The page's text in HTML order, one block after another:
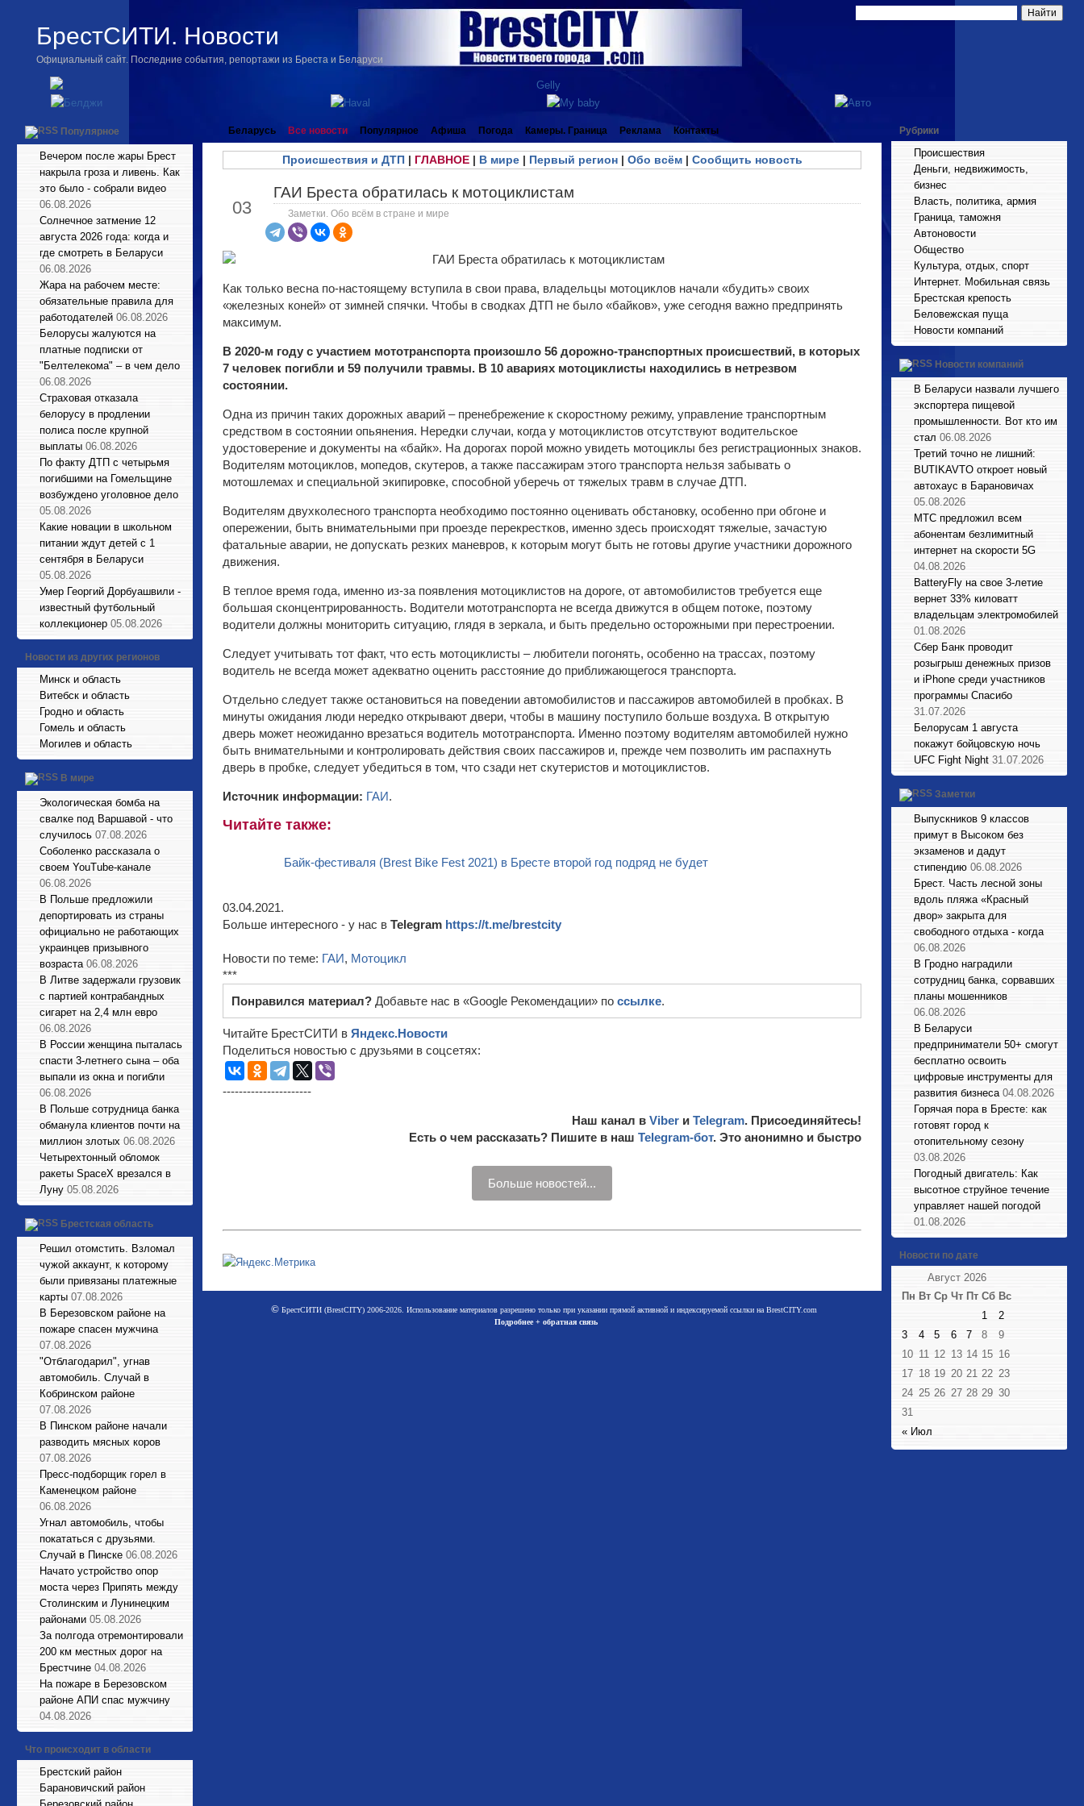
БрестСИТИ. Новости
Официальный сайт. Последние события, репортажи из Бреста и Беларуси
Популярное
Вечером после жары Брест
накрыла гроза и ливень. Как
это было - собрали видео
06.08.2026
Солнечное затмение 12
августа 2026 года: когда и
где смотреть в Беларуси
06.08.2026
Жара на рабочем месте:
обязательные правила для
работодателей 06.08.2026
Белорусы жалуются на
платные подписки от
"Белтелекома" – в чем дело
06.08.2026
Страховая отказала
белорусу в продлении
полиса после крупной
выплаты 06.08.2026
По факту ДТП с четырьмя
погибшими на Гомельщине
возбуждено уголовное дело
05.08.2026
Какие новации в школьном
питании ждут детей с 1
сентября в Беларуси
05.08.2026
Умер Георгий Дорбуашвили -
известный футбольный
коллекционер 05.08.2026
Новости из других регионов
Минск и область
Витебск и область
Гродно и область
Гомель и область
Могилев и область
В мире
Экологическая бомба на
свалке под Варшавой - что
случилось 07.08.2026
Соболенко рассказала о
своем YouTube-канале
06.08.2026
В Польше предложили
депортировать из страны
официально не работающих
украинцев призывного
возраста 06.08.2026
В Литве задержали грузовик
с партией контрабандных
сигарет на 2,4 млн евро
06.08.2026
В России женщина пыталась
спасти 3-летнего сына – оба
выпали из окна и погибли
06.08.2026
В Польше сотрудница банка
обманула клиентов почти на
миллион злотых 06.08.2026
Четырехтонный обломок
ракеты SpaceX врезался в
Луну 05.08.2026
Брестская область
Решил отомстить. Взломал
чужой аккаунт, к которому
были привязаны платежные
карты 07.08.2026
В Березовском районе на
пожаре спасен мужчина
07.08.2026
"Отблагодарил", угнав
автомобиль. Случай в
Кобринском районе
07.08.2026
В Пинском районе начали
разводить мясных коров
07.08.2026
Пресс-подборщик горел в
Каменецком районе
06.08.2026
Угнал автомобиль, чтобы
покататься с друзьями.
Случай в Пинске 06.08.2026
Начато устройство опор
моста через Припять между
Столинским и Лунинецким
районами 05.08.2026
За полгода отремонтировали
200 км местных дорог на
Брестчине 04.08.2026
На пожаре в Березовском
районе АПИ спас мужчину
04.08.2026
Что происходит в области
Брестский район
Барановичский район
Беларусь Все новости Популярное Афиша Погода Камеры. Граница Реклама Контакты
Происшествия и ДТП| ГЛАВНОЕ| В мире| Первый регион| Обо всём| Сообщить новость
03
ГАИ Бреста обратилась к мотоциклистам
Заметки. Обо всём в стране и мире
Как только весна по-настоящему вступила в свои права, владельцы мотоциклов начали «будить» своих
«железных коней» от зимней спячки. Чтобы в сводках ДТП не было «байков», уже сегодня важно предпринять
максимум.
В 2020-м году с участием мототранспорта произошло 56 дорожно-транспортных происшествий, в которых
7 человек погибли и 59 получили травмы. В 10 авариях мотоциклисты находились в нетрезвом
состоянии.
Одна из причин таких дорожных аварий – пренебрежение к скоростному режиму, управление транспортным
средством в состоянии опьянения. Нередки случаи, когда у мотоциклистов отсутствуют водительское
удостоверение и документы на «байк». На дорогах порой можно увидеть мотоциклы без регистрационных знаков.
Водителям мотоциклов, мопедов, скутеров, а также пассажирам этого транспорта нельзя забывать о
мотошлемах и специальной экипировке, способной уберечь от тяжелых травм в случае ДТП.
Водителям двухколесного транспорта необходимо постоянно оценивать обстановку, особенно при обгоне и
опережении, быть внимательными при проезде перекрестков, именно здесь происходят тяжелые, зачастую
фатальные аварии, не допускать резких маневров, к которым могут быть не готовы другие участники дорожного
движения.
В теплое время года, именно из-за появления мотоциклистов на дороге, от автомобилистов требуется еще
большая сконцентрированность. Водители мототранспорта не всегда движутся в общем потоке, поэтому
водители должны мониторить ситуацию, глядя в зеркала, и быть предельно осторожными при перестроении.
Следует учитывать тот факт, что есть мотоциклисты – любители погонять, особенно на трассах, поэтому
водитель не всегда может адекватно оценить расстояние до приближающегося транспорта.
Отдельно следует также остановиться на поведении автомобилистов и пассажиров автомобилей в пробках. В
минуты ожидания люди нередко открывают двери, чтобы в машину поступило больше воздуха. В открытую
дверь может неожиданно врезаться водитель мототранспорта. Именно поэтому водителям автомобилей нужно
быть внимательными и контролировать действия своих пассажиров и, прежде чем позволить им распахнуть
дверь в пробке, следует убедиться в том, что сзади нет скутеристов и мотоциклистов.
Источник информации: ГАИ.
Читайте также:
Байк-фестиваля (Brest Bike Fest 2021) в Бресте второй год подряд не будет
03.04.2021.
Больше интересного - у нас в Telegram https://t.me/brestcity
Новости по теме: ГАИ, Мотоцикл
***
Понравился материал? Добавьте нас в «Google Рекомендации» по ссылке.
Читайте БрестСИТИ в Яндекс.Новости
Поделиться новостью с друзьями в соцсетях:
----------------------
Наш канал в Viber и Telegram. Присоединяйтесь!
Есть о чем рассказать? Пишите в наш Telegram-бот. Это анонимно и быстро
Больше новостей...
©БрестСИТИ (BrestCITY) 2006-2026. Использование материалов разрешено только при указании прямой активной и индексируемой ссылки на BrestCITY.com
Подробнее + обратная связь
Рубрики
Происшествия
Деньги, недвижимость,
бизнес
Власть, политика, армия
Граница, таможня
Автоновости
Общество
Культура, отдых, спорт
Интернет. Мобильная связь
Брестская крепость
Беловежская пуща
Новости компаний
Новости компаний
В Беларуси назвали лучшего
экспортера пищевой
промышленности. Вот кто им
стал 06.08.2026
Третий точно не лишний:
BUTIKAVTO откроет новый
автохаус в Барановичах
05.08.2026
МТС предложил всем
абонентам безлимитный
интернет на скорости 5G
04.08.2026
BatteryFly на свое 3-летие
вернет 33% киловатт
владельцам электромобилей
01.08.2026
Сбер Банк проводит
розыгрыш денежных призов
и iPhone среди участников
программы Спасибо
31.07.2026
Белорусам 1 августа
покажут бойцовскую ночь
UFC Fight Night 31.07.2026
Заметки
Выпускников 9 классов
примут в Высоком без
экзаменов и дадут
стипендию 06.08.2026
Брест. Часть лесной зоны
вдоль пляжа «Красный
двор» закрыта для
свободного отдыха - когда
06.08.2026
В Гродно наградили
сотрудниц банка, сорвавших
планы мошенников
06.08.2026
В Беларуси
предприниматели 50+ смогут
бесплатно освоить
цифровые инструменты для
развития бизнеса 04.08.2026
Горячая пора в Бресте: как
готовят город к
отопительному сезону
03.08.2026
Погодный двигатель: Как
высотное струйное течение
управляет нашей погодой
01.08.2026
Новости по дате
Август 2026
Пн Вт Ср Чт Пт Сб Вс
« Июл
1
2
3
4 5 6 7 8
9
10 11 12 13 14 15 16
17 18 19 20 21 22 23
24 25 26 27 28 29 30
31